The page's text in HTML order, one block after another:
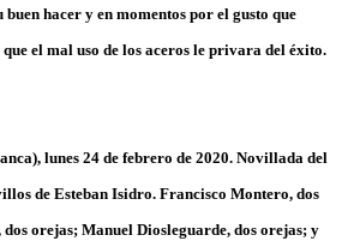
hacer y en momentos por el gusto que
el mal uso de los aceros le privara del éxito.
lunes 24 de febrero de 2020. Novillada del
de Esteban Isidro. Francisco Montero, dos
orejas; Manuel Diosleguarde, dos orejas; y